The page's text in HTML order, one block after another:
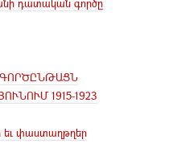
դատական գործը
1915-1923
եւ փաստաղթղեր